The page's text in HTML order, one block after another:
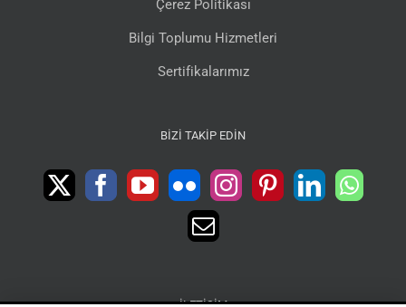
Çerez Politikası
Bilgi Toplumu Hizmetleri
Sertifikalarımız
BIZI TAKIP EDIN